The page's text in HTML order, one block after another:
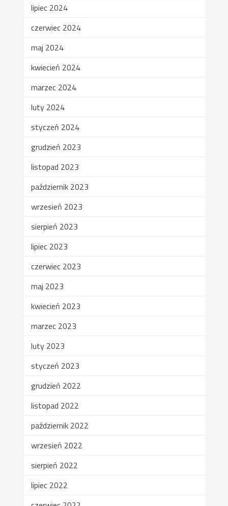
lipiec 2024
czerwiec 2024
maj 2024
kwiecień 2024
marzec 2024
luty 2024
styczeń 2024
grudzień 2023
listopad 2023
październik 2023
wrzesień 2023
sierpień 2023
lipiec 2023
czerwiec 2023
maj 2023
kwiecień 2023
marzec 2023
luty 2023
styczeń 2023
grudzień 2022
listopad 2022
październik 2022
wrzesień 2022
sierpień 2022
lipiec 2022